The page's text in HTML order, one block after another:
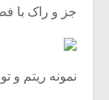
جز و راک با
نمونه ریتم و